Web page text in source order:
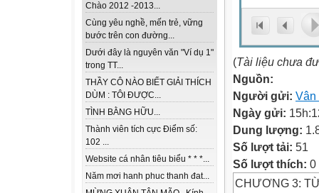
Chào 2012 -2013...
Cùng yêu nghề, mến trẻ, vững
bước trên con đường...
Dưới đây là nguyên văn "Ví dụ 1"
trong TT...
THẦY CÔ NÀO BIẾT GIẢI THÍCH
DÙM : TÔI ĐƯỢC...
TÌNH BẰNG HỮU...
Thành viên tích cực Điểm số:
102 ...
Website cá nhân tiêu biểu * * *...
Năm mơi hanh phuc thanh đat...
(Tài liệu chưa
Nguồn:
Người gửi: Vân
Ngày gửi:
Dung lượng:
Số lượt tải: 51
Số lượt thích: 0
CHƯƠNG 3: